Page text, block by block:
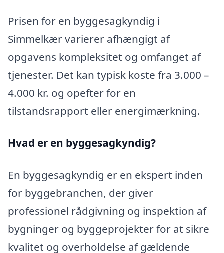
Prisen for en byggesagkyndig i
Simmelkær varierer afhængigt af
opgavens kompleksitet og omfanget af
tjenester. Det kan typisk koste fra 3.000 –
4.000 kr. og opefter for en
tilstandsrapport eller energimærkning.
Hvad er en byggesagkyndig?
En byggesagkyndig er en ekspert inden
for byggebranchen, der giver
professionel rådgivning og inspektion af
bygninger og byggeprojekter for at sikre
kvalitet og overholdelse af gældende